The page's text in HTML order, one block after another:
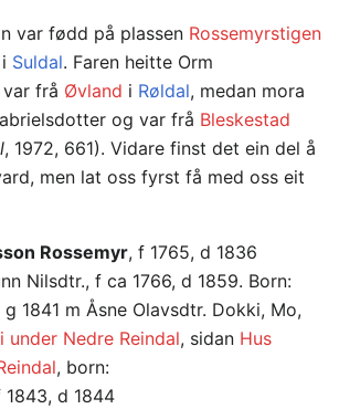
var fødd på plassen Rossemyrstigen
i Suldal. Faren heitte Orm
frå Øvland i Røldal, medan mora
og var frå Bleskestad
, 1972, 661). Vidare finst det ein del å
men lat oss fyrst få med oss eit
Rossemyr, f 1765, d 1836
Nilsdtr., f ca 1766, d 1859. Born:
1841 m Åsne Olavsdtr. Dokki, Mo,
under Nedre Reindal, sidan Hus
, born:
d 1844